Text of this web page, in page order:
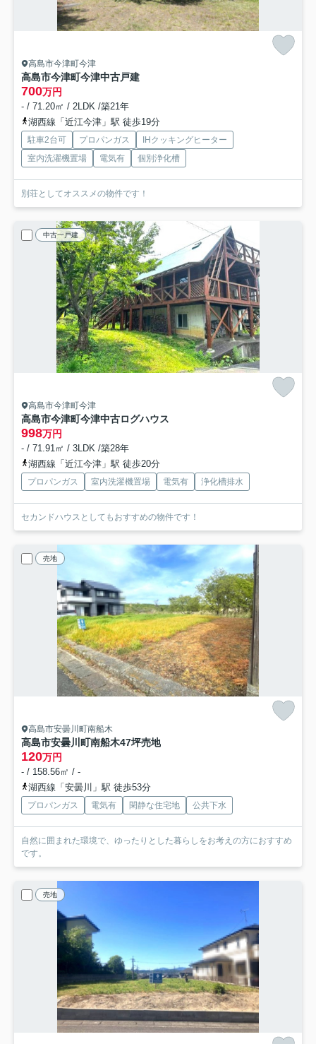
高島市今津町今津
高島市今津町今津中古戸建
700万円
- / 71.20㎡ / 2LDK /築21年
湖西線「近江今津」駅 徒歩19分
駐車2台可 プロパンガス
IHクッキングヒーター
室内洗濯機置場
電気有 個別浄化槽
別荘としてオススメの物件です！
中古一戸建
高島市今津町今津
高島市今津町今津中古ログハウス
998万円
- / 71.91㎡ / 3LDK /築28年
湖西線「近江今津」駅 徒歩20分
プロパンガス 室内洗濯機置場 電気有 浄化槽排水
セカンドハウスとしてもおすすめの物件です！
売地
高島市安曇川町南船木
高島市安曇川町南船木47坪売地
120万円
- / 158.56㎡ / -
湖西線「安曇川」駅 徒歩53分
プロパンガス 電気有 閑静な住宅地 公共下水
自然に囲まれた環境で、ゆったりとした暮らしをお考えの方におすすめ
です。
売地